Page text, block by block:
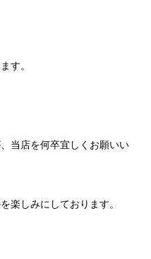
す。
当店を何卒宜しくお願いい
楽しみにしております。